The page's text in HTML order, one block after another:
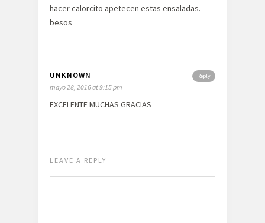
hacer calorcito apetecen estas ensaladas.
besos
Reply
UNKNOWN
mayo 28, 2016 at 9:15 pm
EXCELENTE MUCHAS GRACIAS
LEAVE A REPLY